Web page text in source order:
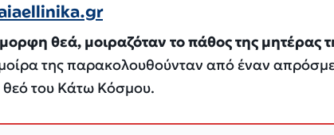
θεά, μοιραζόταν το πάθος της μητέρας
της παρακολουθούνταν από έναν
θεό του Κάτω Κόσμου.